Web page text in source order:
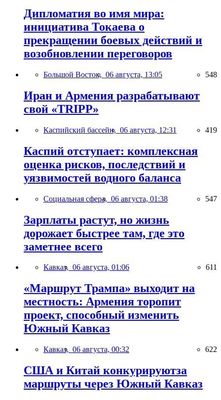
Дипломатия во имя мира:
инициатива Токаева о
прекращении боевых действий и
возобновлении переговоров
Большой Восток, 06 августа, 13:05 548
Иран и Армения разрабатывают
свой «TRIPP»
Каспийский бассейн, 06 августа, 12:31 419
Каспий отступает: комплексная
оценка рисков, последствий и
уязвимостей водного баланса
Социальная сфера, 06 августа, 01:38 547
Зарплаты растут, но жизнь
дорожает быстрее там, где это
заметнее всего
Кавказ, 06 августа, 01:06 611
«Маршрут Трампа» выходит на
местность: Армения торопит
проект, способный изменить
Южный Кавказ
Кавказ, 06 августа, 00:32 622
США и Китай конкурируютза
маршруты через Южный Кавказ